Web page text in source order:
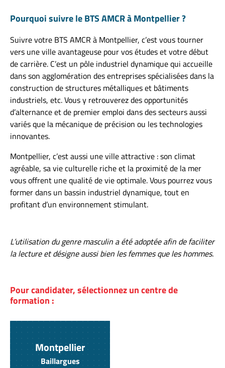
Pourquoi suivre le BTS AMCR à Montpellier ?
Suivre votre BTS AMCR à Montpellier, c’est vous tourner
vers une ville avantageuse pour vos études et votre début
de carrière. C’est un pôle industriel dynamique qui accueille
dans son agglomération des entreprises spécialisées dans la
construction de structures métalliques et bâtiments
industriels, etc. Vous y retrouverez des opportunités
d’alternance et de premier emploi dans des secteurs aussi
variés que la mécanique de précision ou les technologies
innovantes.
Montpellier, c’est aussi une ville attractive : son climat
agréable, sa vie culturelle riche et la proximité de la mer
vous offrent une qualité de vie optimale. Vous pourrez vous
former dans un bassin industriel dynamique, tout en
profitant d’un environnement stimulant.
L’utilisation du genre masculin a été adoptée afin de faciliter
la lecture et désigne aussi bien les femmes que les hommes.
Pour candidater, sélectionnez un centre de
formation :
Montpellier
Baillargues